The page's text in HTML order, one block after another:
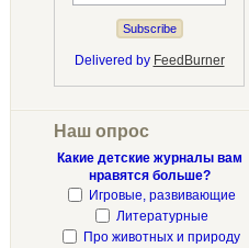
Delivered by FeedBurner
Наш опрос
Какие детские журналы вам
нравятся больше?
Игровые, развивающие
Литературные
Про животных и природу